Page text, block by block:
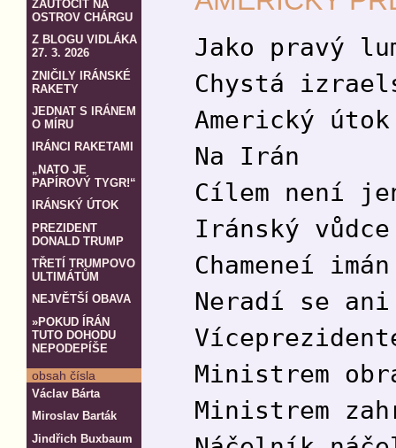
ZAÚTOČIT NA
OSTROV CHÁRGU
Z BLOGU VIDLÁKA
27. 3. 2026
ZNIČILY IRÁNSKÉ
RAKETY
JEDNAT S IRÁNEM
O MÍRU
IRÁNCI RAKETAMI
„NATO JE
PAPÍROVÝ TYGR!“
IRÁNSKÝ ÚTOK
PREZIDENT
DONALD TRUMP
TŘETÍ TRUMPOVO
ULTIMÁTŮM
NEJVĚTŠÍ OBAVA
»POKUD ÍRÁN
TUTO DOHODU
NEPODEPÍŠE
obsah čísla
Václav Bárta
Miroslav Barták
Jindřich Buxbaum
Jako pravý
Chystá
Americký útok
Na Irán
Cílem není
Iránský vůdce
Chameneí imán
Neradí se ani
Ministrem
Ministrem